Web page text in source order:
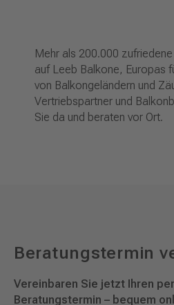
Mehr als 200.000
auf Leeb Balkone, Europas
von Balkongeländern und
Vertriebspartner und
Sie da und beraten vor Ort.
Beratungstermin
Vereinbaren Sie jetzt Ihren
Beratungstermin – bequem